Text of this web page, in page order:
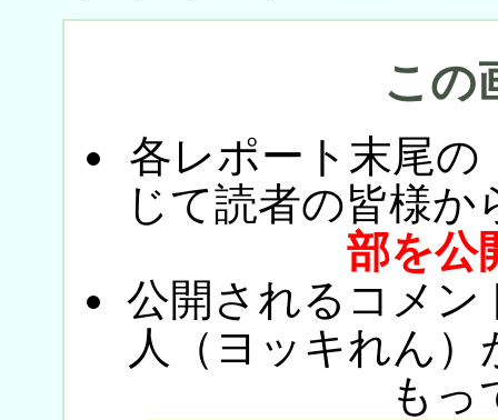
この
各レポート末尾の
じて読者の皆様か
部を公
公開されるコメン
人（ヨッキれん
もっ